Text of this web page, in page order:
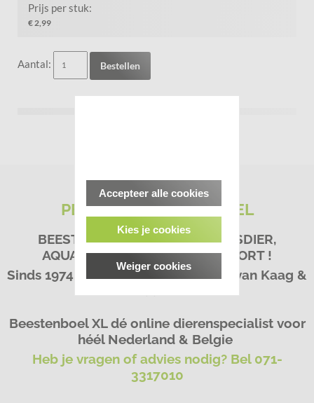
Prijs per stuk:
€ 2,99
Aantal: Bestellen
PETS&CO BEESTENBOEL
BEESTACHTIG GOED VOOR HUISDIER,
AQUARIA, VIJVER & HENGELSPORT !
Sinds 1974 - Dé Dierenspeciaalzaak van Kaag &
Beestenboel XL dé online dierenspecialist voor
héél Nederland & Belgie
Heb je vragen of advies nodig? Bel 071-
3317010
Accepteer alle cookies
Kies je cookies
Weiger cookies